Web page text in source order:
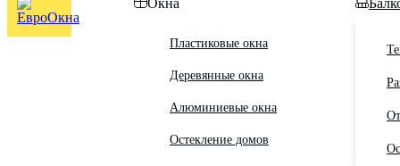
Окна
Пластиковые окна
Деревянные окна
Алюминиевые окна
Остекление домов